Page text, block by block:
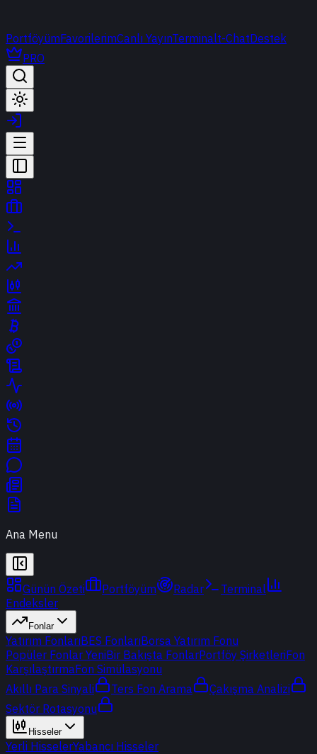
PortföyümFavorilerimCanlı YayınTerminalt-ChatDestek
PRO
Ana Menu
Günün Özeti Portföyüm Radar
Terminal
Endeksler
Fonlar
Yatırım FonlarıBES FonlarıBorsa Yatırım Fonu
Popüler Fonlar YeniBir Bakışta FonlarPortföy ŞirketleriFon
KarşılaştırmaFon Simülasyonu
Akıllı Para Sinyali
Ters Fon Arama
Çakışma Analizi
Sektör Rotasyonu
Hisseler
Yerli HisselerYabancı Hisseler